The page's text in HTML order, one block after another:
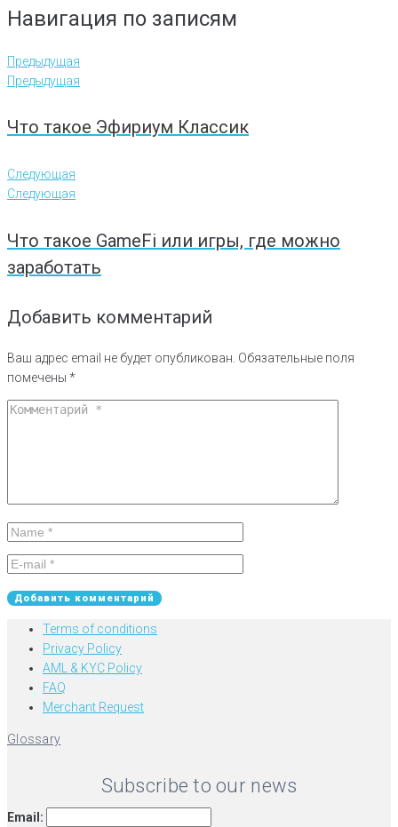
Навигация по записям
Предыдущая
Предыдущая
Что такое Эфириум Классик
Следующая
Следующая
Что такое GameFi или игры, где можно
заработать
Добавить комментарий
Ваш адрес email не будет опубликован. Обязательные поля
помечены *
Terms of conditions
Privacy Policy
AML & KYC Policy
FAQ
Merchant Request
Glossary
Subscribe to our news
Email: